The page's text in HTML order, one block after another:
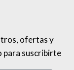
ofertas y
para suscribirte